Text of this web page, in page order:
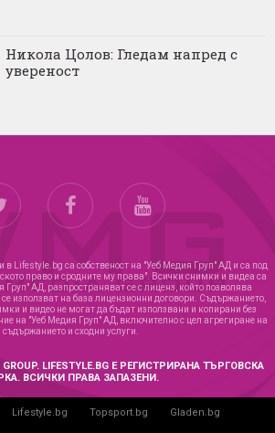
Никола Цолов: Гледам напред с
увереност
в Lifestyle.bg са собственост на "Уеб Медия Груп" АД и са под
право и сродните му права". Всички снимки и видеа са
Груп" АД, разпространяват се с лиценз, който позволява
използват на база лицензионни договори. Съдържанието,
и видео не могат да бъдат използвани и копирани без
на "Уеб Медия Груп" АД, включително с цел агрегиране на
съдържанието и сходни услуги.
GROUP. LIFESTYLE.BG Е РЕГИСТРИРАНА ТЪРГОВСКА
ВСИЧКИ ПРАВА ЗАПАЗЕНИ.
Lifestyle.bg Topsport.bg Gladen.bg